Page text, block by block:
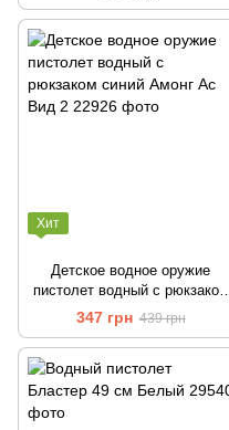
Хит
Детское водное оружие
пистолет водный с рюкзаком
синий Амонг Ас Вид 2
347 грн 439 грн